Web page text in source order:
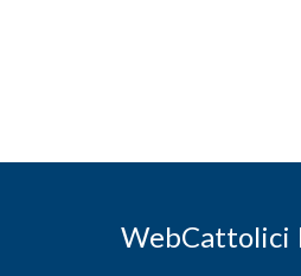
WebCattolici